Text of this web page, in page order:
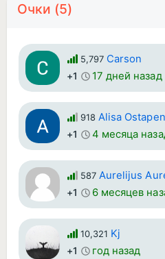
Очки (5)
5,797 Carson
+1 17 дней назад
918 Alisa
+1 4 месяца
587 Aurelijus
+1 6 месяцев
10,321 Kj
+1 год назад